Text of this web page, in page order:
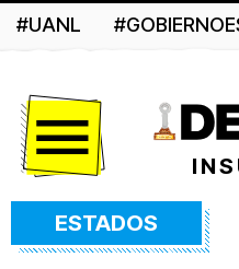
#UANL
ESTADOS